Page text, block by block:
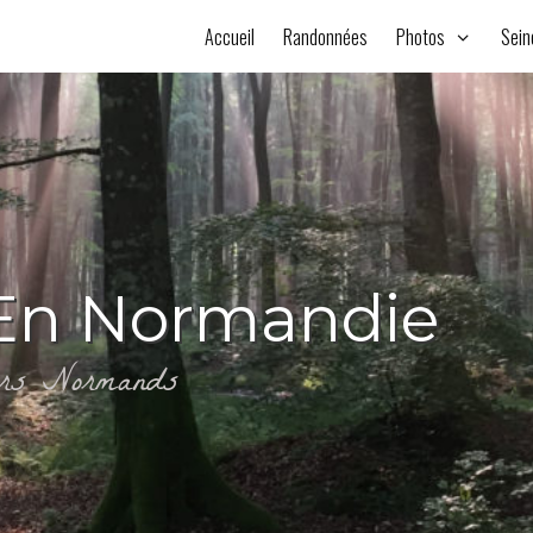
Accueil Randonnées Photos
Normandie